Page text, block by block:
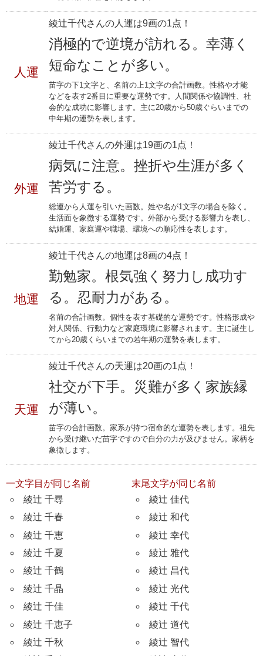
人運
綾辻千代さんの人運は9画の1点！
消極的で逆境が訪れる。幸薄く
短命なことが多い。
苗字の下1文字と、名前の上1文字の合計画数。性格や才能
などを表す2番目に重要な運勢です。人間関係や協調性、社
会的な成功に影響します。主に20歳から50歳ぐらいまでの
中年期の運勢を表します。
外運
綾辻千代さんの外運は19画の1点！
病気に注意。挫折や生涯が多く
苦労する。
総運から人運を引いた画数。姓や名が1文字の場合を除く。
生活面を象徴する運勢です。外部から受ける影響力を表し、
結婚運、家庭運や職場、環境への順応性を表します。
地運
綾辻千代さんの地運は8画の4点！
勤勉家。根気強く努力し成功す
る。忍耐力がある。
名前の合計画数。個性を表す基礎的な運勢です。性格形成や
対人関係、行動力など家庭環境に影響されます。主に誕生し
てから20歳くらいまでの若年期の運勢を表します。
天運
綾辻千代さんの天運は20画の1点！
社交が下手。災難が多く家族縁
が薄い。
苗字の合計画数。家系が持つ宿命的な運勢を表します。祖先
から受け継いだ苗字ですので自分の力が及びません。家柄を
象徴します。
一文字目が同じ名前
綾辻 千尋
綾辻 千春
綾辻 千恵
綾辻 千夏
綾辻 千鶴
綾辻 千晶
綾辻 千佳
綾辻 千恵子
綾辻 千秋
末尾文字が同じ名前
綾辻 佳代
綾辻 和代
綾辻 幸代
綾辻 雅代
綾辻 昌代
綾辻 光代
綾辻 千代
綾辻 道代
綾辻 智代